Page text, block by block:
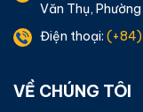
Văn Thụ, Phường
Điện thoại: (+84)
VỀ CHÚNG TÔI